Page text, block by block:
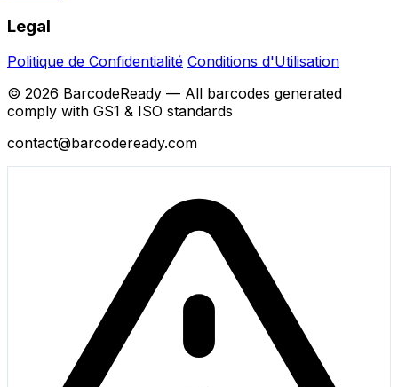
Legal
Politique de Confidentialité Conditions d'Utilisation
© 2026 BarcodeReady — All barcodes generated
comply with GS1 & ISO standards
contact@barcodeready.com